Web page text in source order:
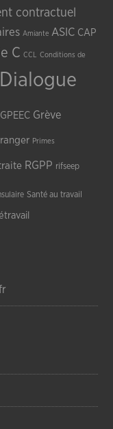
contractuel
Amiante ASIC CAP
C CCL Conditions de
Dialogue
GPEEC Grève
Primes
RGPP rifseep
Santé au travail